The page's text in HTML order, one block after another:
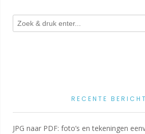
RECENTE
JPG naar PDF: foto’s en tekeningen